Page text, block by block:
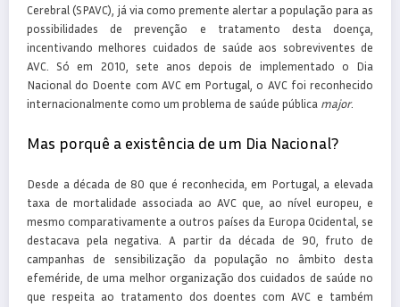
Cerebral (SPAVC), já via como premente alertar a população para as
possibilidades de prevenção e tratamento desta doença,
incentivando melhores cuidados de saúde aos sobreviventes de
AVC. Só em 2010, sete anos depois de implementado o Dia
Nacional do Doente com AVC em Portugal, o AVC foi reconhecido
internacionalmente como um problema de saúde pública major.
Mas porquê a existência de um Dia Nacional?
Desde a década de 80 que é reconhecida, em Portugal, a elevada
taxa de mortalidade associada ao AVC que, ao nível europeu, e
mesmo comparativamente a outros países da Europa Ocidental, se
destacava pela negativa. A partir da década de 90, fruto de
campanhas de sensibilização da população no âmbito desta
efeméride, de uma melhor organização dos cuidados de saúde no
que respeita ao tratamento dos doentes com AVC e também